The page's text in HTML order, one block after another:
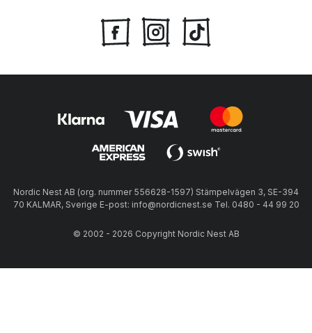
Nordic Nest AB (org. nummer 556628-1597) Stämpelvägen 3, SE-394
70 KALMAR, Sverige E-post: info@nordicnest.se Tel. 0480 - 44 99 20
© 2002 - 2026 Copyright Nordic Nest AB